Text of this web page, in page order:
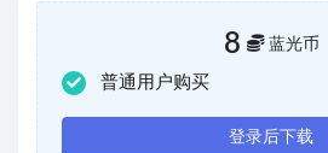
8 蓝光币
普通用户购买
登录后下载